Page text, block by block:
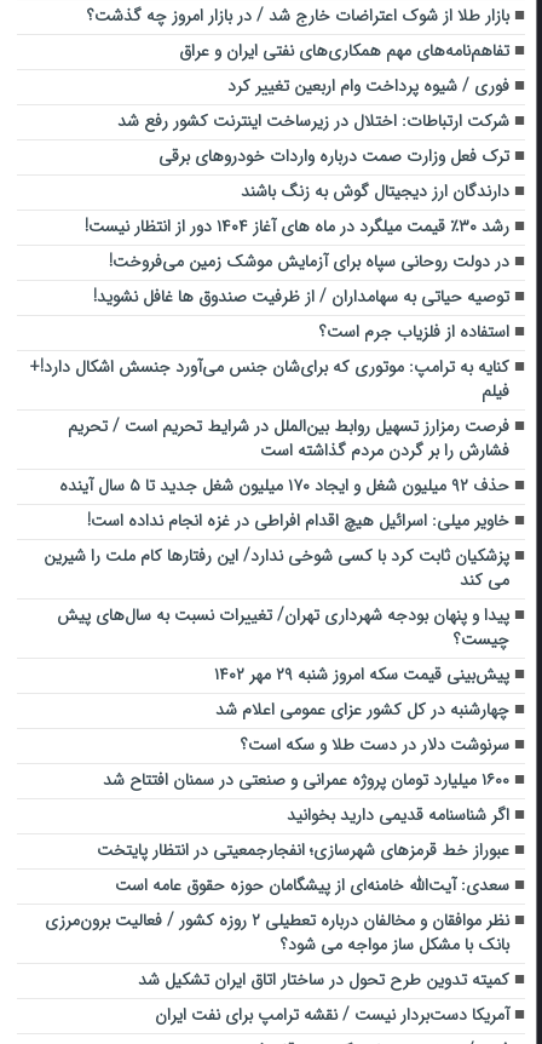
بازار طلا از شوک اعتراضات خارج شد / در بازار امروز چه گذشت؟
تفاهم‌نامه‌های مهم همکاری‌های نفتی ایران و عراق
فوری / شیوه پرداخت وام اربعین تغییر کرد
شرکت ارتباطات: اختلال در زیرساخت اینترنت کشور رفع شد
ترک فعل وزارت صمت درباره واردات خودروهای برقی
دارندگان ارز دیجیتال گوش به زنگ باشند
رشد ۳۰٪ قیمت میلگرد در ماه های آغاز ۱۴۰۴ دور از انتظار نیست!
در دولت روحانی سپاه برای آزمایش موشک زمین می‌فروخت!
توصیه حیاتی به سهامداران / از ظرفیت صندوق ها غافل نشوید!
استفاده از فلزیاب جرم است؟
کنایه به ترامپ: موتوری که برای‌شان جنس می‌آورد جنسش اشکال دارد!+
فیلم
فرصت رمزارز تسهیل روابط بین‌الملل در شرایط تحریم است / تحریم
فشارش را بر گردن مردم گذاشته است
حذف ۹۲ میلیون شغل و ایجاد ۱۷۰ میلیون شغل جدید تا ۵ سال آینده
خاویر میلی: اسرائیل هیچ اقدام افراطی در غزه انجام نداده است!
پزشکیان ثابت کرد با کسی شوخی ندارد/ این رفتارها کام ملت را شیرین
می کند
پیدا و پنهان بودجه شهرداری تهران/ تغییرات نسبت به سال‌های پیش
چیست؟
پیش‌بینی قیمت سکه امروز شنبه ۲۹ مهر ۱۴۰۲
چهارشنبه در کل کشور عزای عمومی اعلام شد
سرنوشت دلار در دست طلا و سکه است؟
۱۶۰۰ میلیارد تومان پروژه عمرانی و صنعتی در سمنان افتتاح شد
اگر شناسنامه قدیمی دارید بخوانید
عبوراز خط قرمزهای شهرسازی؛ انفجارجمعیتی در انتظار پایتخت
سعدی: آیت‌الله خامنه‌ای از پیشگامان حوزه حقوق عامه است
نظر موافقان و مخالفان درباره تعطیلی ۲ روزه کشور / فعالیت برون‌مرزی
بانک‌ با مشکل ساز مواجه می شود؟
کمیته تدوین طرح تحول در ساختار اتاق ایران تشکیل شد
آمریکا دست‌بردار نیست / نقشه ترامپ برای نفت ایران